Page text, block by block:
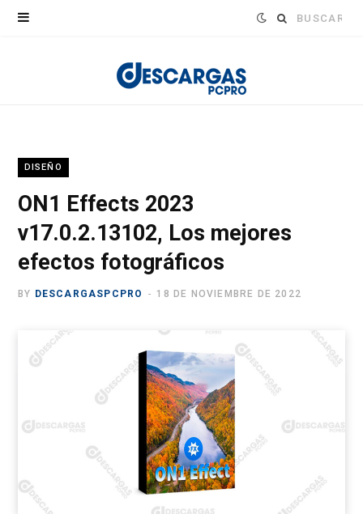
Buscar:
DISEÑO
ON1 Effects 2023
v17.0.2.13102, Los mejores
efectos fotográficos
BY DESCARGASPCPRO 18 DE NOVIEMBRE DE 2022